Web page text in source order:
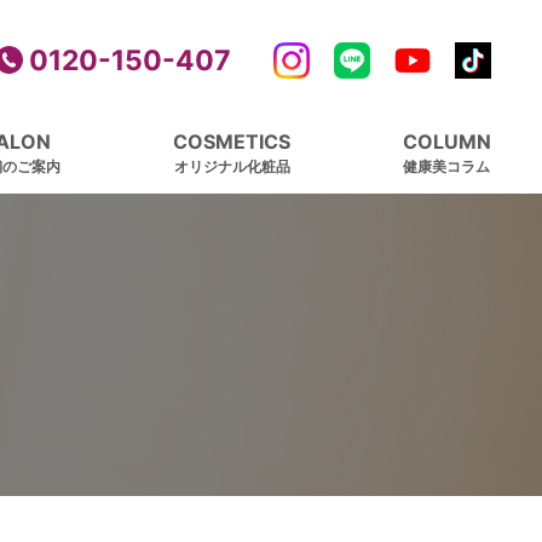
ご案内
COSMETICS
オリジナル化粧品
COLUMN
健康美コラム
0120-150-407